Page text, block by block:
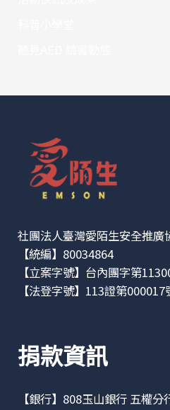
社團法人臺灣愛陌生安全推廣
【統編】80034864
【立案字號】台內團字第
【法登字號】113證第000017
捐款資訊
【銀行】808玉山銀行 五權分